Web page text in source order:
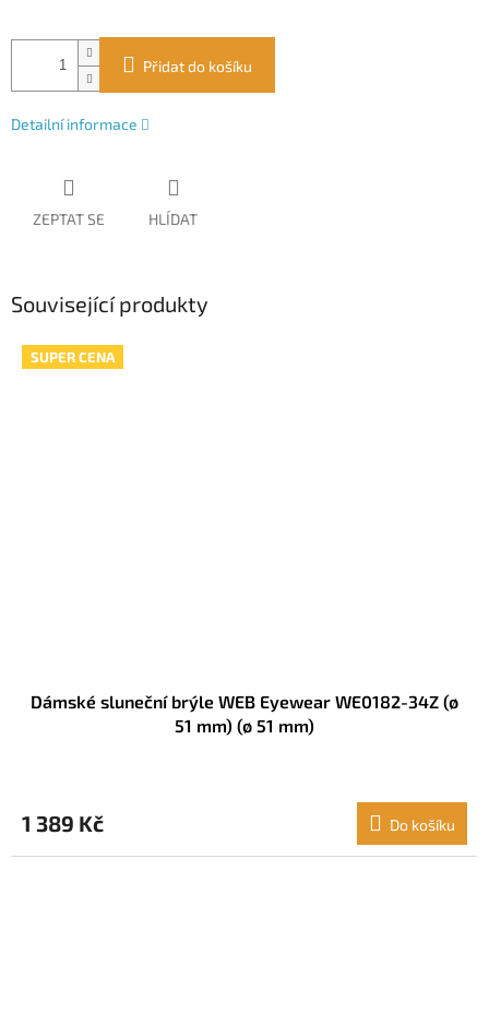
cena:
Přidat do košíku
Detailní informace
ZEPTAT SE HLÍDAT
Související produkty
SUPER CENA
Dámské sluneční brýle WEB Eyewear WE0182-34Z (ø
51 mm) (ø 51 mm)
1 389 Kč Do košíku